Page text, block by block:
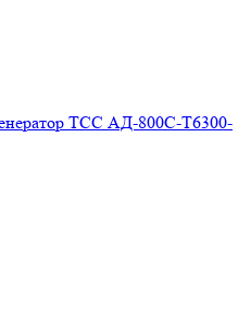
ТСС АД-800С-Т6300-